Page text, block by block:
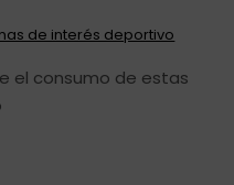
de interés deportivo
el consumo de estas